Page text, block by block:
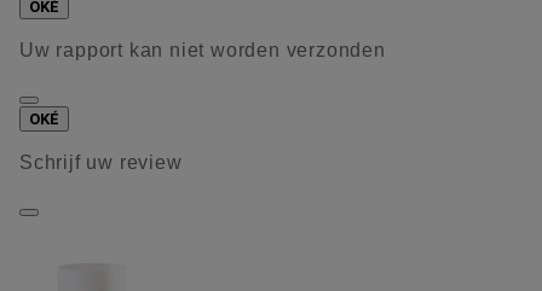
OKÉ
Uw rapport kan niet worden verzonden
OKÉ
Schrijf uw review